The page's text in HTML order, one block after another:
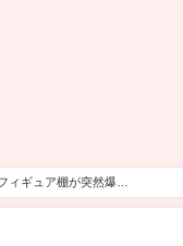
ィギュア棚が突然爆